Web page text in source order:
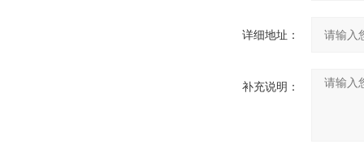
详细地址：
补充说明：